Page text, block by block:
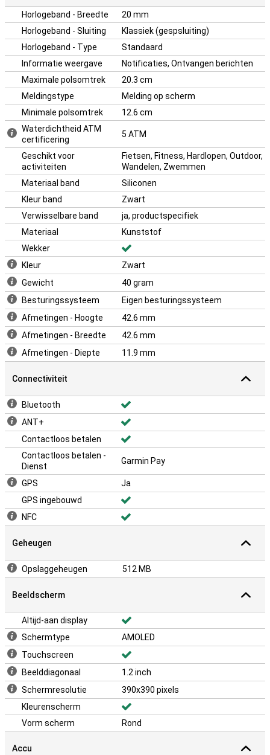
Horlogeband - Breedte
20 mm
Horlogeband - Sluiting
Klassiek (gespsluiting)
Horlogeband - Type
Standaard
Informatie weergave
Notificaties, Ontvangen berichten
Maximale polsomtrek
20.3 cm
Meldingstype
Melding op scherm
Minimale polsomtrek
12.6 cm
Waterdichtheid ATM
certificering
5 ATM
Geschikt voor
activiteiten
Fietsen, Fitness, Hardlopen, Outdoor,
Wandelen, Zwemmen
Materiaal band
Siliconen
Kleur band
Zwart
Verwisselbare band
ja, productspecifiek
Materiaal
Kunststof
Wekker
Kleur
Zwart
Gewicht
40 gram
Besturingssysteem
Eigen besturingssysteem
Afmetingen - Hoogte
42.6 mm
Afmetingen - Breedte
42.6 mm
Afmetingen - Diepte
11.9 mm
Connectiviteit
Bluetooth
ANT+
Contactloos betalen
Contactloos betalen -
Dienst
Garmin Pay
GPS
Ja
GPS ingebouwd
NFC
Geheugen
Opslaggeheugen 512 MB
Beeldscherm
Altijd-aan display
Schermtype
AMOLED
Touchscreen
Beelddiagonaal
1.2 inch
Schermresolutie
390x390 pixels
Kleurenscherm
Vorm scherm
Rond
Accu